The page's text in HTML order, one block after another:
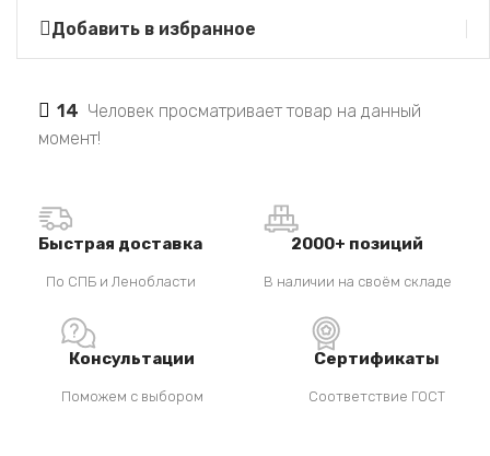
Добавить в избранное
14 Человек просматривает товар на данный
момент!
Быстрая доставка
По СПБ и Ленобласти
2000+ позиций
В наличии на своём складе
Консультации
Поможем с выбором
Сертификаты
Соответствие ГОСТ